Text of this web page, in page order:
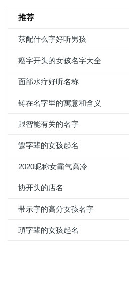
推荐
荥配什么字好听男孩
癈字开头的女孩名字大全
面部水疗好听名称
铸在名字里的寓意和含义
跟智能有关的名字
躗字辈的女孩起名
2020昵称女霸气高冷
协开头的店名
带示字的高分女孩名字
頙字辈的女孩起名